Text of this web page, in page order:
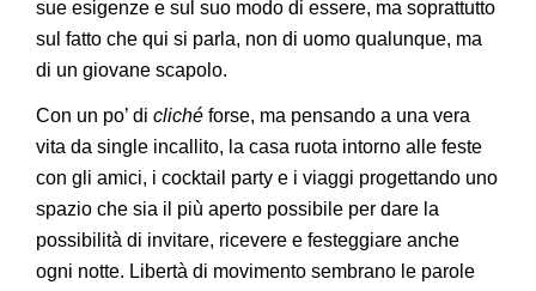
sue esigenze e sul suo modo di essere, ma soprattutto
sul fatto che qui si parla, non di uomo qualunque, ma
di un giovane scapolo.
Con un po’ di cliché forse, ma pensando a una vera
vita da single incallito, la casa ruota intorno alle feste
con gli amici, i cocktail party e i viaggi progettando uno
spazio che sia il più aperto possibile per dare la
possibilità di invitare, ricevere e festeggiare anche
ogni notte. Libertà di movimento sembrano le parole